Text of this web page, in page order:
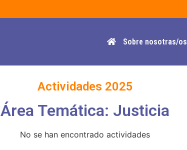
Sobre nosotras/os
Actividades 2025
Área Temática: Justicia
No se han encontrado actividades